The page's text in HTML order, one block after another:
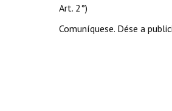
Art. 2°)
Comuníquese. Dése a